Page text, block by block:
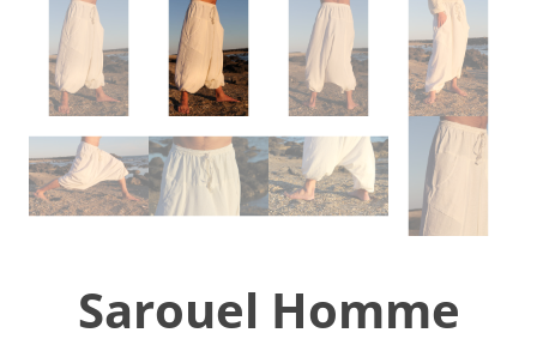
Sarouel Homme